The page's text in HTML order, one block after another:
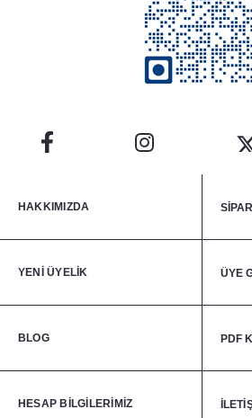
HAKKIMIZDA
YENİ ÜYELİK ÜYE
BLOG PDF
HESAP BİLGİLERİMİZ